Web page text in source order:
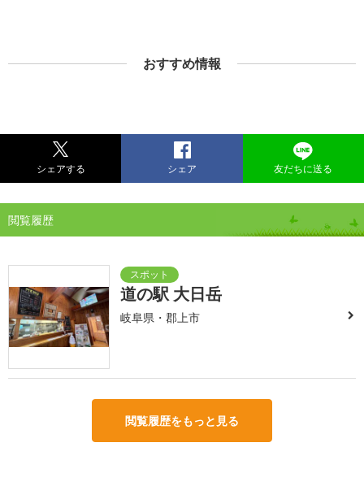
おすすめ情報
シェアする シェア 友だちに送る
閲覧履歴
道の駅 大日岳
岐阜県・郡上市
閲覧履歴をもっと見る